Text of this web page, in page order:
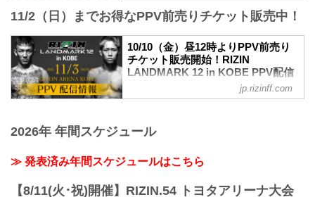
GLION ARENA KOBE
阪急「神戸三宮駅」：徒歩 約18分
阪神「神戸三宮駅」：徒歩 約17分
JR「三ノ宮駅」：徒歩 約20分
ポートライナー「ポートターミナル
アクセス情報 : TOTTEI | GLION ARENA
萩原京平 vs. 秋元強真
伊澤星花 vs. 大島沙緒里
女子スーパーアトム級タイトルマッチ
RIZIN MMAルール：5分 3R（49.0kg）
摩嶋一整 vs. 木村柊也
中島太一 vs. 後藤丈治
中島太一 ...
11/2（日）までお得なPPV前売りチケット販売中！
10/10（金）昼12時よりPPV前売り
チケット販売開始！RIZIN
LANDMARK 12 in KOBE PPV配信
FEDERATION オフィシャルサイト
信チケットが、10月10日（金）12時より
ABEMA、U-NEXTにて販売がスタートし
たぞ！（※スカパー！は※10/17（金）販
jp.rizinff.com
2026年 年間スケジュール
≫ 発表済み年間スケジュールはこちら
【8/11(火･祝)開催】RIZIN.54 トヨタアリーナ大会